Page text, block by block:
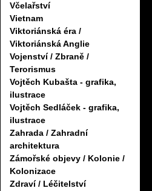
Včelařství
Vietnam
Viktoriánská éra /
Viktoriánská Anglie
Vojenství / Zbraně /
Terorismus
Vojtěch Kubašta - grafika,
ilustrace
Vojtěch Sedláček - grafika,
ilustrace
Zahrada / Zahradní
architektura
Zámořské objevy / Kolonie /
Kolonizace
Zdraví / Léčitelství